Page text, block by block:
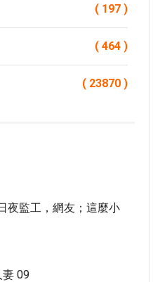
( 197 )
( 464 )
( 23870 )
夜監工，網友；這麼小
妻 09